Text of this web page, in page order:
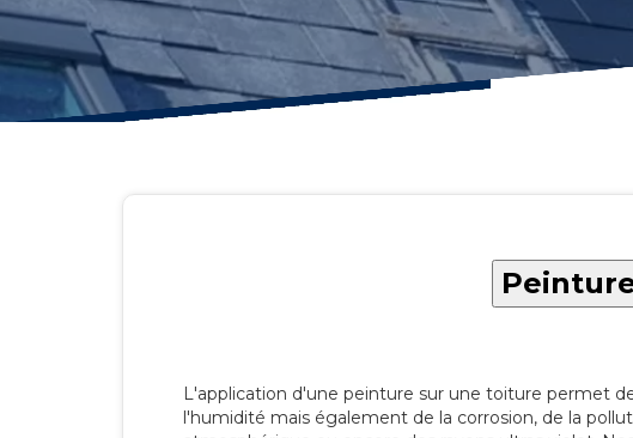
L'application d'une peinture sur une toiture permet
l'humidité mais également de la corrosion, de la